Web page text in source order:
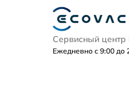
Сервисный центр
Ежедневно с 9:00 до